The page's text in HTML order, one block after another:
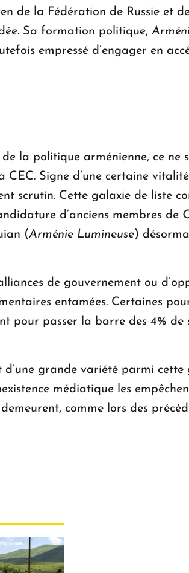
de la Fédération de Russie et
Sa formation politique,
empressé d’engager en
la politique arménienne, ce ne
Signe d’une certaine
scrutin. Cette galaxie de liste
d’anciens membres de
(Arménie Lumineuse)
de gouvernement ou
entamées. Certaines
pour passer la barre des 4% de
grande variété parmi cette
médiatique les
comme lors des